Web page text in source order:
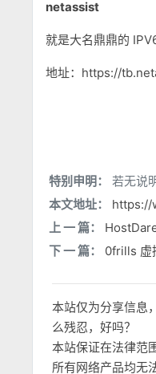
netassist
就是大名鼎鼎的
地址：https://
特别申明：
若无说
本文地址：
https://
上 一 篇：
下 一 篇：
0frills 虚
本站仅为分享信息
么残忍，好吗？
本站保证在法律范
所有网络产品均无